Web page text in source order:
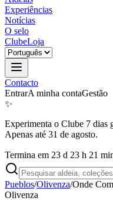
Experiências
Notícias
O selo
ClubeLoja
Contacto
EntrarA minha contaGestão
✨
Experimenta o Clube 7 dias
Apenas até 31 de agosto.
Termina em 23 d 23 h 21
Pueblos/Olivenza/Onde
Olivenza